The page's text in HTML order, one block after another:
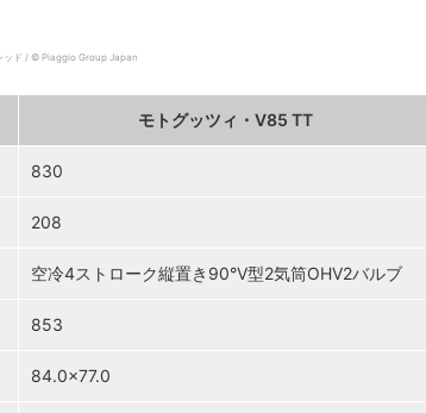
ッド / © Piaggio Group Japan
モトグッツィ・V85 TT
830
208
空冷4ストローク縦置き90°V型2気筒OHV2バルブ
853
84.0×77.0